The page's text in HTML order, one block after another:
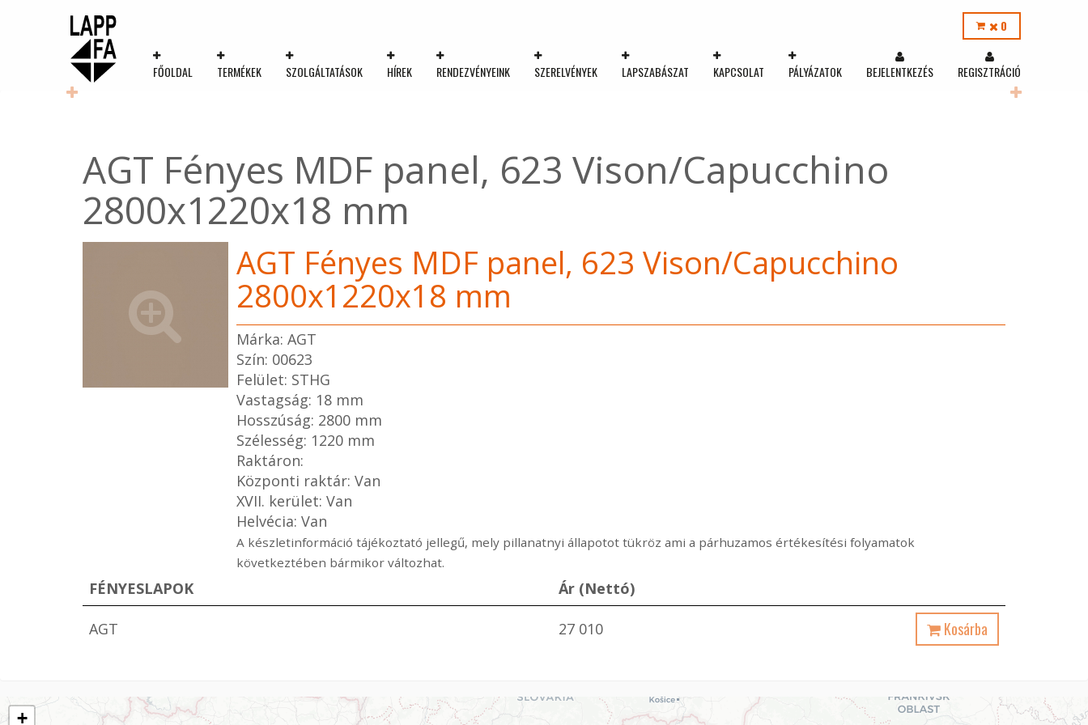
FŐOLDAL TERMÉKEK SZOLGÁLTATÁSOK HÍREK RENDEZVÉNYEINK SZERELVÉNYEK LAPSZABÁSZAT KAPCSOLAT PÁLYÁZATOK
0
BEJELENTKEZÉS REGISZTRÁCIÓ
AGT Fényes MDF panel, 623 Vison/Capucchino
2800x1220x18 mm
AGT Fényes MDF panel, 623 Vison/Capucchino
2800x1220x18 mm
Márka: AGT
Szín: 00623
Felület: STHG
Vastagság: 18 mm
Hosszúság: 2800 mm
Szélesség: 1220 mm
Raktáron:
Központi raktár: Van
XVII. kerület: Van
Helvécia: Van
A készletinformáció tájékoztató jellegű, mely pillanatnyi állapotot tükröz ami a párhuzamos értékesítési folyamatok
következtében bármikor változhat.
FÉNYESLAPOK Ár (Nettó)
AGT 27 010 Kosárba
+